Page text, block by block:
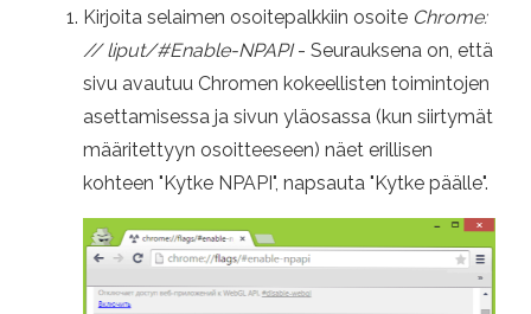
Kirjoita selaimen osoitepalkkiin osoite Chrome:
// liput/#Enable-NPAPI- Seurauksena on, että
sivu avautuu Chromen kokeellisten toimintojen
asettamisessa ja sivun yläosassa (kun siirtymät
määritettyyn osoitteeseen) näet erillisen
kohteen "Kytke NPAPI", napsauta "Kytke päälle".